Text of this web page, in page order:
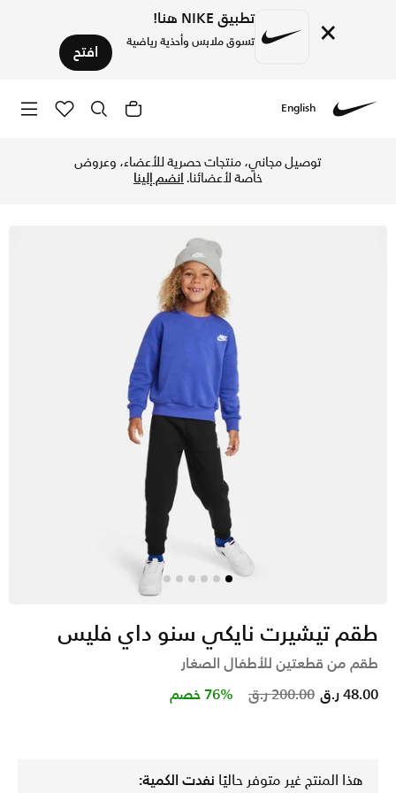
× تطبيق NIKE هنا!
تسوق ملابس وأحذية رياضية افتح
English
توصيل مجاني، منتجات حصرية للأعضاء، وعروض
خاصة لأعضائنا.انضم إلينا
طقم تيشيرت نايكي سنو داي فليس
طقم من قطعتين للأطفال الصغار
Price reduced from
200.00 ر.ق to 48.00 ر.ق 76% خصم
هذا المنتج غير متوفر حاليًا نفدت الكمية: